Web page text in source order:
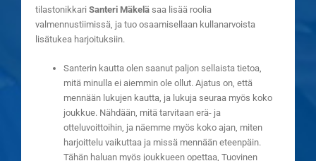
tilastonikkari Santeri Mäkelä saa lisää roolia
valmennustiimissä, ja tuo osaamisellaan kullanarvoista
lisätukea harjoituksiin.
Santerin kautta olen saanut paljon sellaista tietoa,
mitä minulla ei aiemmin ole ollut. Ajatus on, että
mennään lukujen kautta, ja lukuja seuraa myös koko
joukkue. Nähdään, mitä tarvitaan erä- ja
otteluvoittoihin, ja näemme myös koko ajan, miten
harjoittelu vaikuttaa ja missä mennään eteenpäin.
Tähän haluan myös joukkueen opettaa, Tuovinen